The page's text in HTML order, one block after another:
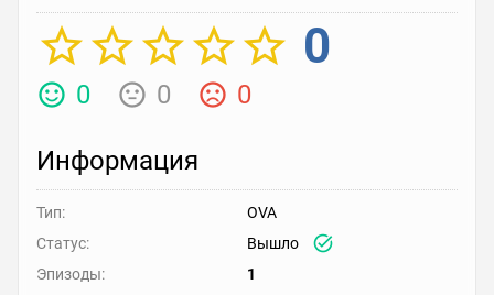
0
0 0 0
Информация
Тип:
OVA
Статус:
Вышло
Эпизоды:
1